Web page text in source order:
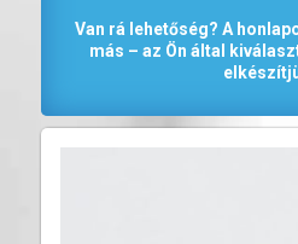
Van rá lehetőség? A
más – az Ön által